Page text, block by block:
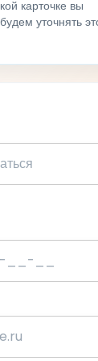
карточке вы
уточнять